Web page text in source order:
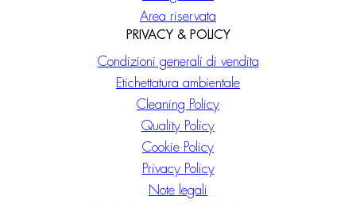
Area riservata
PRIVACY & POLICY
Condizioni generali di vendita
Etichettatura ambientale
Cleaning Policy
Quality Policy
Cookie Policy
Privacy Policy
Note legali